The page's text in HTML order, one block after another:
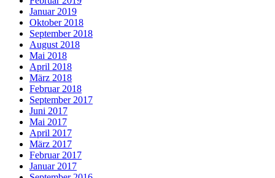
Januar 2019
Oktober 2018
September 2018
August 2018
Mai 2018
April 2018
März 2018
Februar 2018
September 2017
Juni 2017
Mai 2017
April 2017
März 2017
Februar 2017
Januar 2017